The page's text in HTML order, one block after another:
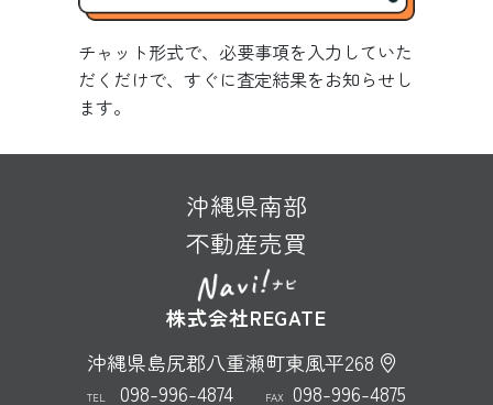
チャット形式で、必要事項を入力していた
だくだけで、すぐに査定結果をお知らせし
ます。
沖縄県南部
不動産売買
株式会社REGATE
沖縄県島尻郡八重瀬町東風平268
TEL 098-996-4874 FAX 098-996-4875